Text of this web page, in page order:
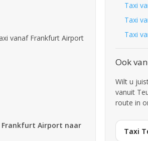
vanaf Frankfurt Airport
Frankfurt Airport naar
Taxi
Taxi
Taxi
Ook
Wilt u
vanuit
route in
Taxi